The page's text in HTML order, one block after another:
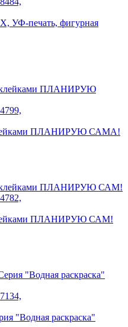
УФ-печать, фигурная
ПЛАНИРУЮ САМА!
ПЛАНИРУЮ САМ!
"Водная раскраска"